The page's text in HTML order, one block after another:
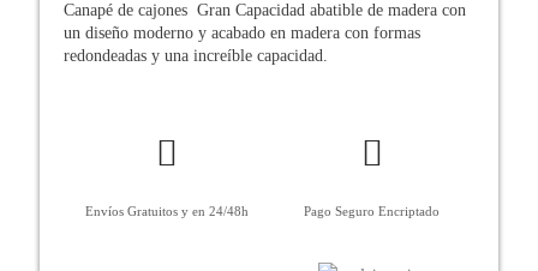
Canapé de cajones Gran Capacidad abatible de madera con
un diseño moderno y acabado en madera con formas
redondeadas y una increíble capacidad.
Envíos Gratuitos y en 24/48h Pago Seguro Encriptado